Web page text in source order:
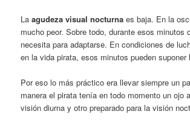
Laagudeza visual nocturna es baja. En la
mucho peor. Sobre todo, durante esos minutos
necesita para adaptarse. En condiciones de
en la vida pirata, esos minutos pueden suponer
Por eso lo más práctico era llevar siempre un
manera el pirata tenía en todo momento un ojo
visión diurna y otro preparado para la visión